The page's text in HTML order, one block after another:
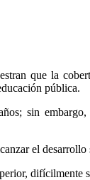
que la
pública.
sin
el desarrollo
difícilmente